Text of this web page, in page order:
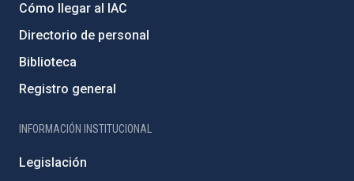
Cómo llegar al IAC
Directorio de personal
Biblioteca
Registro general
INFORMACIÓN INSTITUCIONAL
Legislación